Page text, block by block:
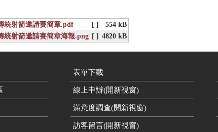
統射箭邀請賽簡章.pdf [ ]
554 kB
統射箭邀請賽簡章海報.png [ ] 4820 kB
表單下載
線上申辦(開新視窗)
滿意度調查(開新視窗)
訪客留言(開新視窗)